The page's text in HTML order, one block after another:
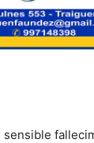
sensible